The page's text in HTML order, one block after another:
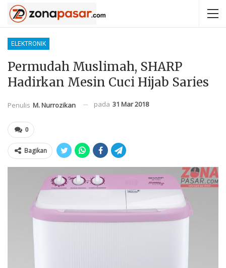
ELEKTRONIK
Permudah Muslimah, SHARP
Hadirkan Mesin Cuci Hijab Saries
Penulis M. Nurrozikan pada 31 Mar 2018
0
Bagikan